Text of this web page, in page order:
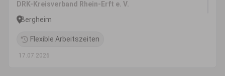
DRK-Kreisverband Rhein-Erft e. V.
Bergheim
Flexible Arbeitszeiten
17.07.2026